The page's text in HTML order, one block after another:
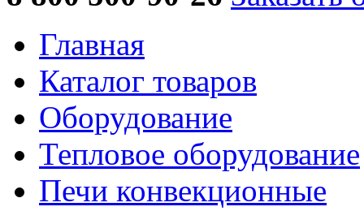
Главная
Каталог товаров
Оборудование
Тепловое оборудование
Печи конвекционные